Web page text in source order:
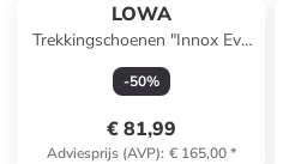
LOWA
Trekkingschoenen "Innox Evo
GTX" grijs
-50%
€ 81,99
Adviesprijs (AVP): € 165,00*